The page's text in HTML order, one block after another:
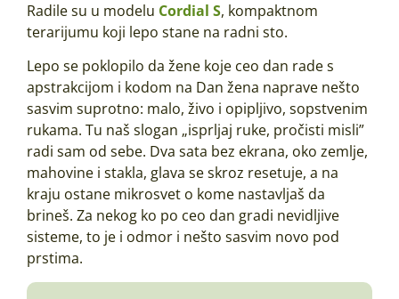
Radile su u modelu Cordial S, kompaktnom
terarijumu koji lepo stane na radni sto.
Lepo se poklopilo da žene koje ceo dan rade s
apstrakcijom i kodom na Dan žena naprave nešto
sasvim suprotno: malo, živo i opipljivo, sopstvenim
rukama. Tu naš slogan „isprljaj ruke, pročisti misli”
radi sam od sebe. Dva sata bez ekrana, oko zemlje,
mahovine i stakla, glava se skroz resetuje, a na
kraju ostane mikrosvet o kome nastavljaš da
brineš. Za nekog ko po ceo dan gradi nevidljive
sisteme, to je i odmor i nešto sasvim novo pod
prstima.